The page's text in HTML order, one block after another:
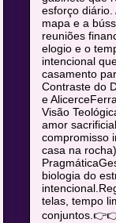
esforço diário.
mapa e a
reuniões
elogio e o
intencional
casamento
Contraste do
e
Visão
amor
compromisso
casa na
biologia do
telas, tempo